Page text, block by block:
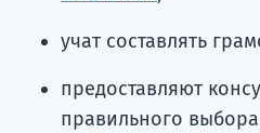
учат составлять
предоставляют
правильного